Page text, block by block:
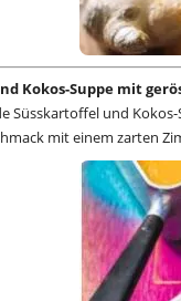
Kokos-Suppe mit
Süsskartoffel und
mit einem zarten